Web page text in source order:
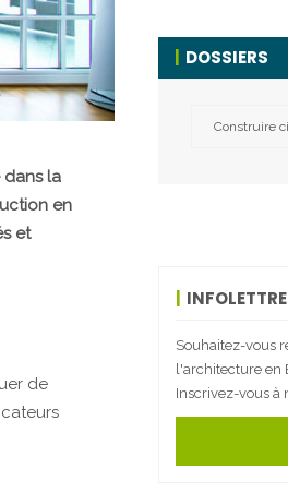
la
en
et
de
DOSSIERS
Construire
Souhaitez-vous
l'architecture en
Inscrivez-vous à